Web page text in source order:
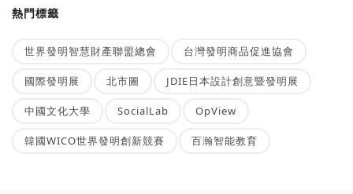
熱門標籤
世界發明智慧財產聯盟總會 台灣發明商品促進協會
國際發明展 北市圖 JDIE日本設計創意暨發明展
中國文化大學 SocialLab OpView
韓國WICO世界發明創新競賽 百瀚智能教育